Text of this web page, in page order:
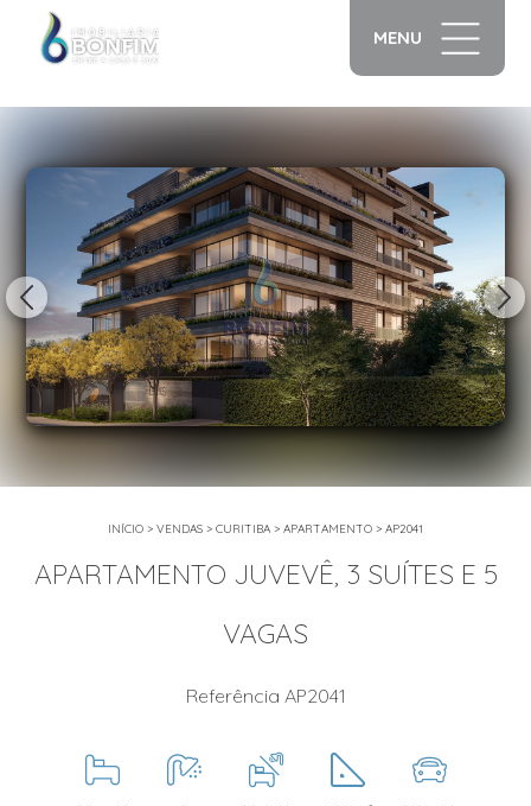
MENU
INÍCIO > VENDAS > CURITIBA > APARTAMENTO > AP2041
APARTAMENTO JUVEVÊ, 3 SUÍTES E 5
VAGAS
Referência AP2041